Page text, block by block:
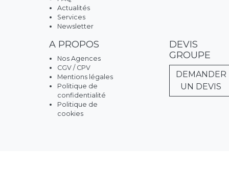
Actualités
Services
Newsletter
A PROPOS
Nos Agences
CGV / CPV
Mentions légales
Politique de
confidentialité
Politique de
cookies
DEVIS
GROUPE
DEMANDER
UN DEVIS